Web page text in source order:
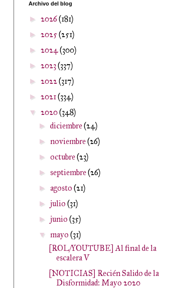
Archivo del blog
► 2026(181)
► 2025(251)
► 2024(300)
► 2023(337)
► 2022(317)
► 2021(334)
▼ 2020(348)
►diciembre(24)
►noviembre(26)
►octubre(23)
►septiembre(26)
► agosto(21)
►julio(31)
►junio(35)
▼ mayo(31)
[ROL/YOUTUBE] Al final de la
escalera V
[NOTICIAS] Recién Salido de la
Disformidad: Mayo 2020